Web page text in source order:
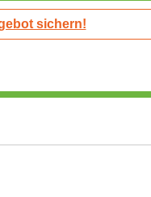
sichern!